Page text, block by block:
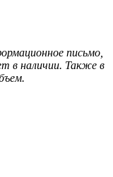
письмо,
в наличии. Также в